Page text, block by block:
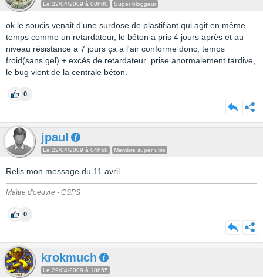
Le 22/04/2009 à 00h00 Super bloggeur
ok le soucis venait d'une surdose de plastifiant qui agit en même
temps comme un retardateur, le béton a pris 4 jours après et au
niveau résistance a 7 jours ça a l'air conforme donc, temps
froid(sans gel) + excés de retardateur=prise anormalement tardive,
le bug vient de la centrale béton.
0
jpaul
Le 22/04/2009 à 04h58 Membre super utile
Relis mon message du 11 avril.
Maître d'oeuvre - CSPS
0
krokmuch
Le 29/04/2009 à 18h55